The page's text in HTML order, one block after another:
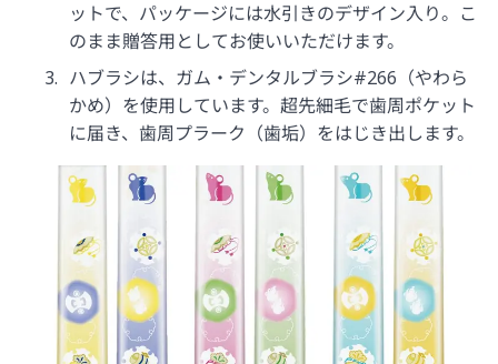
ットで、パッケージには水引きのデザイン入り。こ
のまま贈答用としてお使いいただけます。
ハブラシは、ガム・デンタルブラシ#266（やわら
かめ）を使用しています。超先細毛で歯周ポケット
に届き、歯周プラーク（歯垢）をはじき出します。